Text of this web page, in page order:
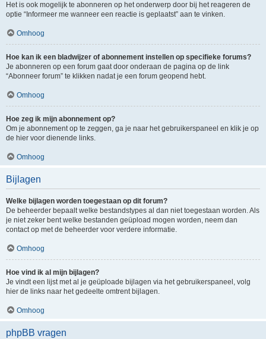
Het is ook mogelijk te abonneren op het onderwerp door bij het reageren de
optie “Informeer me wanneer een reactie is geplaatst” aan te vinken.
Omhoog
Hoe kan ik een bladwijzer of abonnement instellen op specifieke forums?
Je abonneren op een forum gaat door onderaan de pagina op de link
“Abonneer forum” te klikken nadat je een forum geopend hebt.
Omhoog
Hoe zeg ik mijn abonnement op?
Om je abonnement op te zeggen, ga je naar het gebruikerspaneel en klik je op
de hier voor dienende links.
Omhoog
Bijlagen
Welke bijlagen worden toegestaan op dit forum?
De beheerder bepaalt welke bestandstypes al dan niet toegestaan worden. Als
je niet zeker bent welke bestanden geüpload mogen worden, neem dan
contact op met de beheerder voor verdere informatie.
Omhoog
Hoe vind ik al mijn bijlagen?
Je vindt een lijst met al je geüploade bijlagen via het gebruikerspaneel, volg
hier de links naar het gedeelte omtrent bijlagen.
Omhoog
phpBB vragen